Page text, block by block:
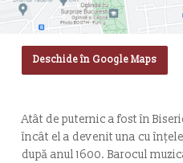
Deschide în Google Maps
Atât de puternic a fost în
încât el a devenit una cu
după anul 1600. Barocul